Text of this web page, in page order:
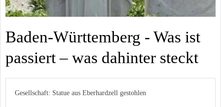
Baden-Württemberg - Was ist
passiert – was dahinter steckt
Gesellschaft: Statue aus Eberhardzell gestohlen